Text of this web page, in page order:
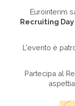
Eurointerim
Recruiting
L'evento è
Partecipa al